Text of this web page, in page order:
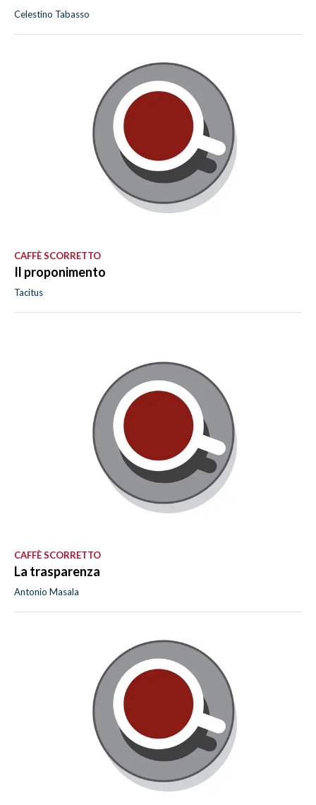
Celestino Tabasso
CAFFÈ SCORRETTO
Il proponimento
Tacitus
CAFFÈ SCORRETTO
La trasparenza
Antonio Masala